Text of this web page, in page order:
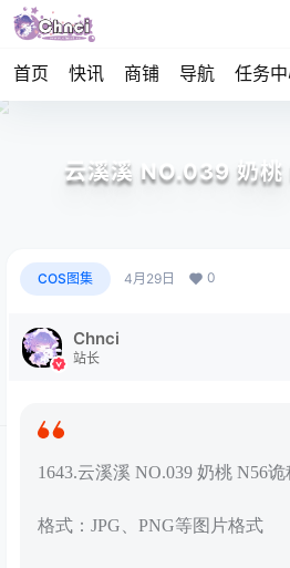
首页 快讯 商铺 导航 任务
云溪溪 NO.039 奶
COS图集 4月29日 0
Chnci
站长
1643.云溪溪 NO.039 奶桃 N56
格式：JPG、PNG等图片格式